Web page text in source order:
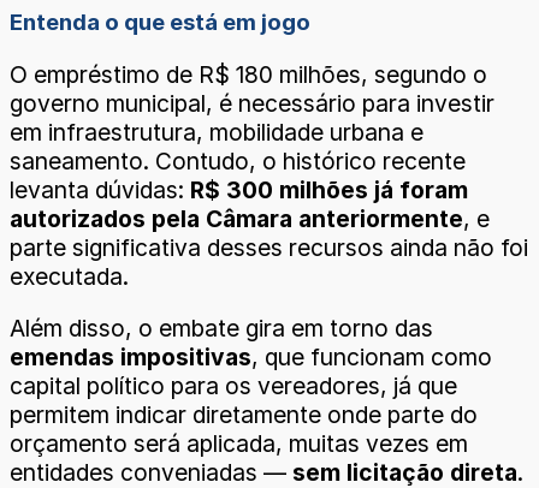
Entenda o que está em jogo
O empréstimo de R$ 180 milhões, segundo o
governo municipal, é necessário para investir
em infraestrutura, mobilidade urbana e
saneamento. Contudo, o histórico recente
levanta dúvidas: R$ 300 milhões já foram
autorizados pela Câmara anteriormente, e
parte significativa desses recursos ainda não foi
executada.
Além disso, o embate gira em torno das
emendas impositivas, que funcionam como
capital político para os vereadores, já que
permitem indicar diretamente onde parte do
orçamento será aplicada, muitas vezes em
entidades conveniadas — sem licitação direta.